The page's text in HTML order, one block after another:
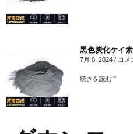
黒色炭化ケイ
7月 8, 2024 コメ
続きを読む "